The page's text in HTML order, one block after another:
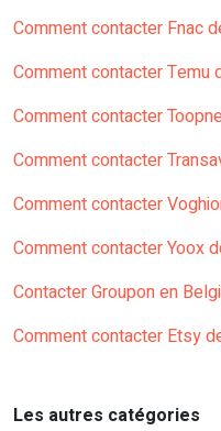
Comment contacter Fnac
Comment contacter Temu
Comment contacter
Comment contacter
Comment contacter
Comment contacter Yoox
Contacter Groupon en
Comment contacter Etsy
Les autres catégories